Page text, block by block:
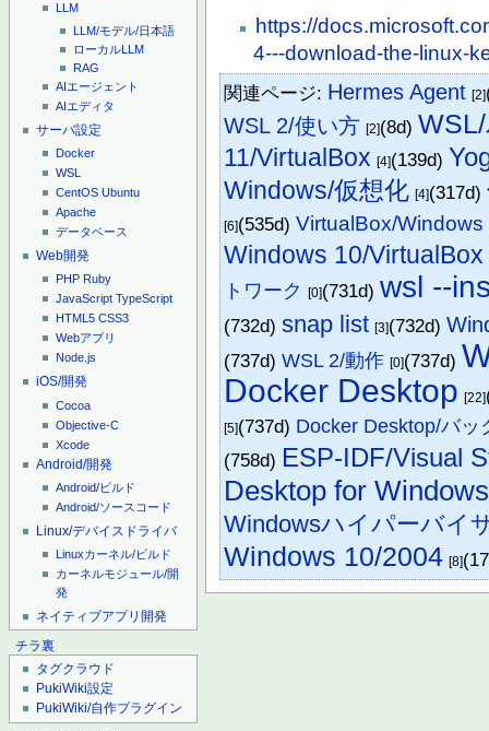
LLM
LLM/モデル/日本語
ローカルLLM
RAG
AIエージェント
AIエディタ
サーバ設定
Docker
WSL
CentOS Ubuntu
Apache
データベース
Web開発
PHP Ruby
JavaScript TypeScript
HTML5 CSS3
Webアプリ
Node.js
iOS/開発
Cocoa
Objective-C
Xcode
Android/開発
Android/ビルド
Android/ソースコード
Linux/デバイスドライバ
Linuxカーネル/ビルド
カーネルモジュール/開
発
ネイティブアプリ開発
チラ裏
タグクラウド
PukiWiki設定
PukiWiki/自作プラグイン
https://
4---download-the-linux-
関連ページ: Hermes Agent [2]
WSL 2/使い方 [2](8d)
11/VirtualBox [4](139d)
Windows/仮想化 [4](317d)
[6](535d)VirtualBox/Windows
Windows 10/VirtualBox
トワーク [0](731d)wsl --
(732d)snap list [3](732d)
(737d)WSL 2/動作 [0](737d)
Docker Desktop [22]
[5](737d) Docker Desktop/バッ
(758d) ESP-IDF/Visual
Desktop for Windows
Windowsハイパーバイ
Windows 10/2004 [8]